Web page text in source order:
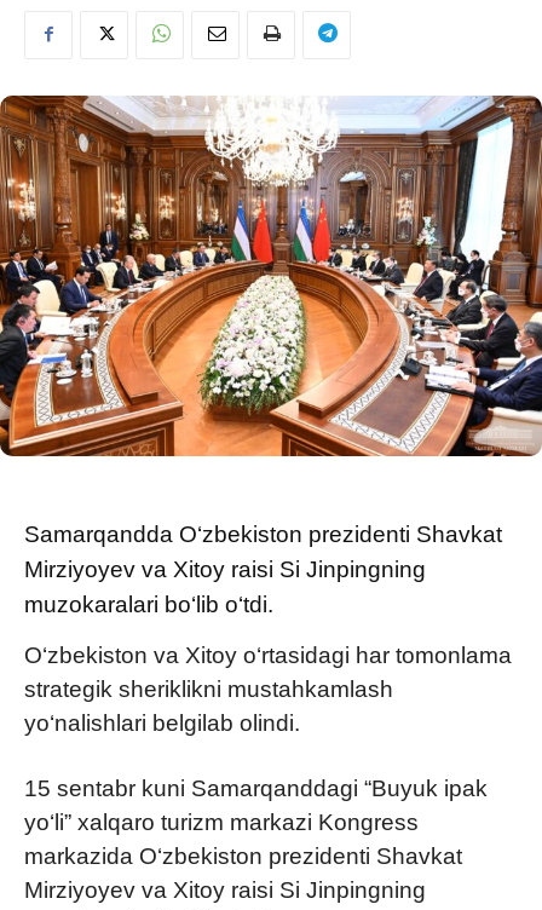
Samarqandda O‘zbekiston prezidenti Shavkat
Mirziyoyev va Xitoy raisi Si Jinpingning
muzokaralari bo‘lib o‘tdi.
O‘zbekiston va Xitoy o‘rtasidagi har tomonlama
strategik sheriklikni mustahkamlash
yo‘nalishlari belgilab olindi.
15 sentabr kuni Samarqanddagi “Buyuk ipak
yo‘li” xalqaro turizm markazi Kongress
markazida O‘zbekiston prezidenti Shavkat
Mirziyoyev va Xitoy raisi Si Jinpingning